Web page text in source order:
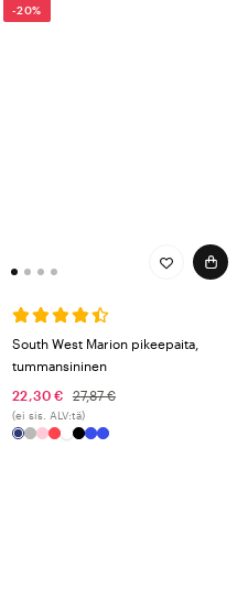
-20%
South West Marion pikeepaita,
tummansininen
22,30 €
27,87 €
(ei sis. ALV:tä)